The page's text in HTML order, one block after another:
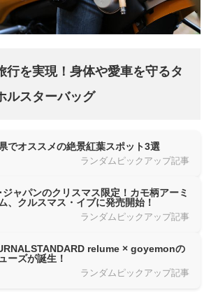
行を実現！身体や愛車を守るタ
ルスターバッグ
でオススメの絶景紅葉スポット3選
ランダムピックアップ記事
ャパンのクリスマス限定！カモ柄アーミ
、クルスマス・イブに発売開始！
ランダムピックアップ記事
relume × goyemonの
ーズが誕生！
ランダムピックアップ記事